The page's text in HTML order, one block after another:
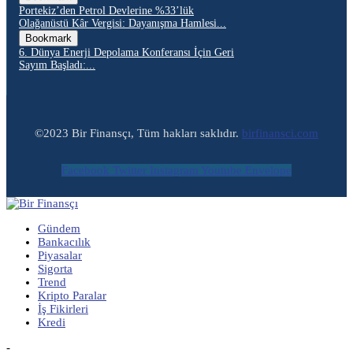
Portekiz’den Petrol Devlerine %33’lük
Olağanüstü Kâr Vergisi: Dayanışma Hamlesi...
Bookmark
6. Dünya Enerji Depolama Konferansı İçin Geri
Sayım Başladı:...
©2023 Bir Finansçı, Tüm hakları saklıdır. birfinansci.com
Facebook Twitter Instagram Youtube Envelope
Gündem
Bankacılık
Piyasalar
Sigorta
Trend
Kripto Paralar
İş Fikirleri
Kredi
-